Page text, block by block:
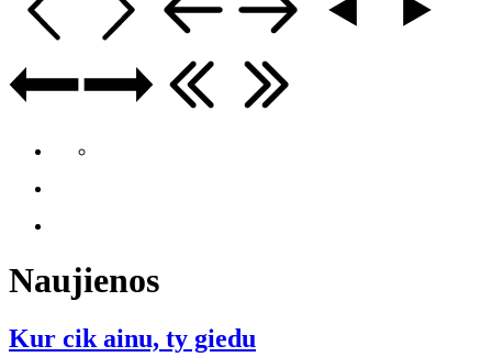
Naujienos
Kur cik ainu, ty giedu